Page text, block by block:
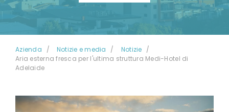
Azienda Notizie e media
Notizie
Aria esterna fresca per l'ultima struttura Medi-Hotel di
Adelaide